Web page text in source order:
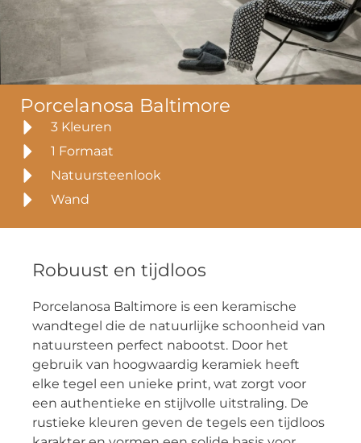
Robuust en tijdloos
Porcelanosa Baltimore is een keramische
wandtegel die de natuurlijke schoonheid van
natuursteen perfect nabootst. Door het
gebruik van hoogwaardig keramiek heeft
elke tegel een unieke print, wat zorgt voor
een authentieke en stijlvolle uitstraling. De
rustieke kleuren geven de tegels een tijdloos
Porcelanosa Baltimore
3 Kleuren
1 Formaat
Natuursteenlook
Wand